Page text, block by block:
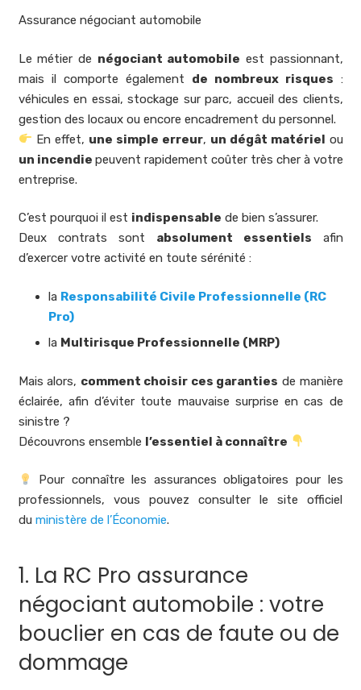
Assurance négociant automobile
Le métier de négociant automobile est passionnant,
mais il comporte également de nombreux risques :
véhicules en essai, stockage sur parc, accueil des clients,
gestion des locaux ou encore encadrement du personnel.
En effet, une simple erreur, un dégât matériel ou
un incendie peuvent rapidement coûter très cher à votre
entreprise.
C’est pourquoi il est indispensable de bien s’assurer.
Deux contrats sont absolument essentiels afin
d’exercer votre activité en toute sérénité :
la Responsabilité Civile Professionnelle (RC
Pro)
la Multirisque Professionnelle (MRP)
Mais alors, comment choisir ces garanties de manière
éclairée, afin d’éviter toute mauvaise surprise en cas de
sinistre ?
Découvrons ensemble l’essentiel à connaître
Pour connaître les assurances obligatoires pour les
professionnels, vous pouvez consulter le site officiel
du ministère de l’Économie.
1. La RC Pro assurance
négociant automobile : votre
bouclier en cas de faute ou de
dommage